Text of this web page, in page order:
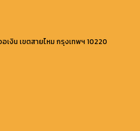
งิน เขตสายไหม กรุงเทพฯ 10220